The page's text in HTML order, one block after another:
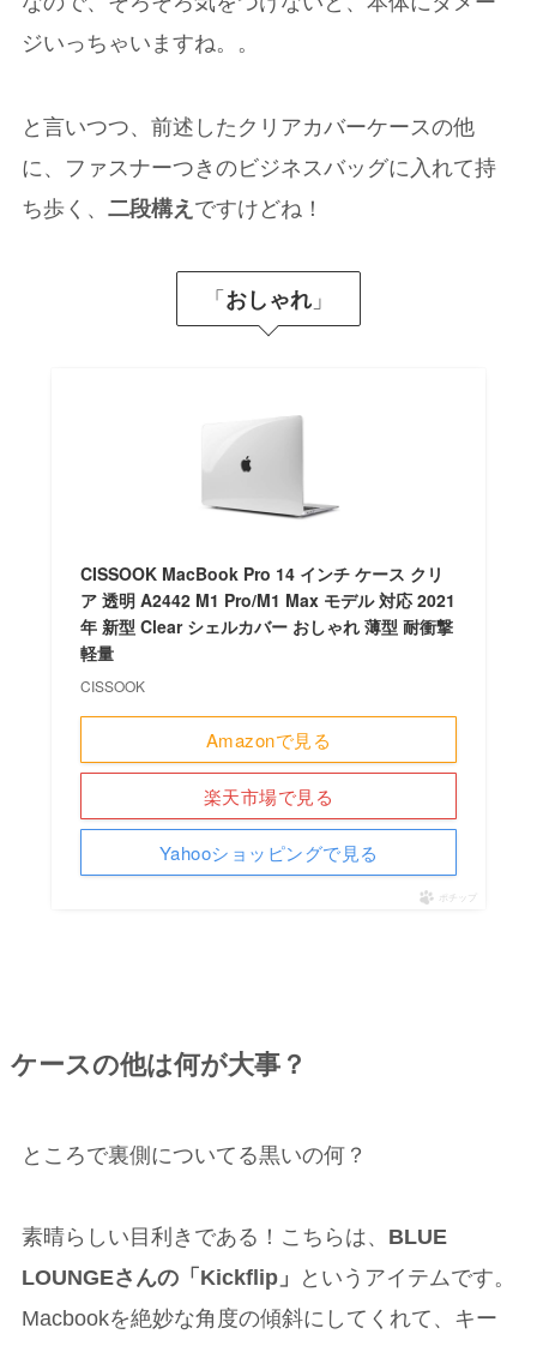
ジいっちゃいますね。。
と言いつつ、前述したクリアカバーケースの他
に、ファスナーつきのビジネスバッグに入れて持
ち歩く、 二段構え ですけどね！
「おしゃれ 」
CISSOOK MacBook Pro 14 インチ ケース クリ
ア 透明 A2442 M1 Pro/M1 Max モデル 対応 2021
年 新型 Clear シェルカバー おしゃれ 薄型 耐衝撃
軽量
CISSOOK
Amazonで見る
楽天市場で見る
Yahooショッピングで見る
ポチップ
ケースの他は何が大事？
ところで裏側についてる黒いの何？
素晴らしい目利きである！こちらは、 BLUE
LOUNGEさんの「Kickflip」
というアイテムです。
Macbookを絶妙な角度の傾斜にしてくれて、キー